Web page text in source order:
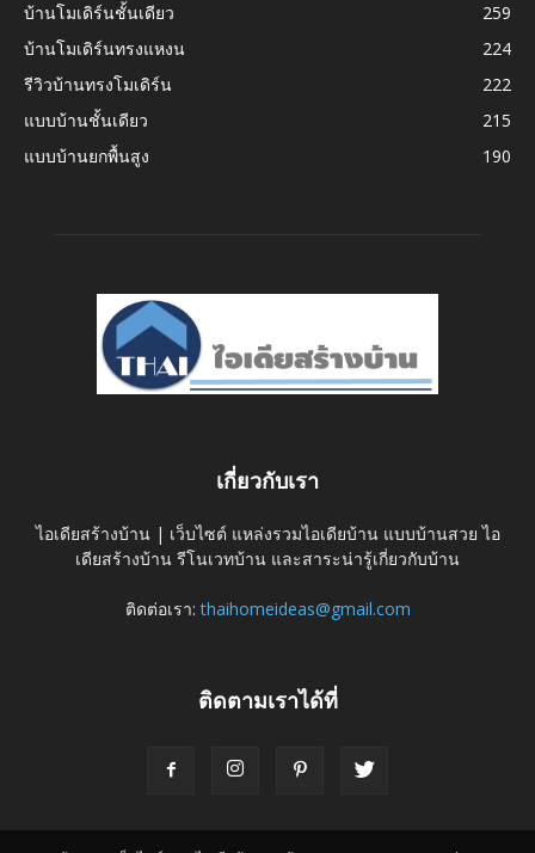
บ้านโมเดิร์นชั้นเดียว
259
บ้านโมเดิร์นทรงแหงน
224
รีวิวบ้านทรงโมเดิร์น
222
แบบบ้านชั้นเดียว
215
แบบบ้านยกพื้นสูง
190
เกี่ยวกับเรา
ไอเดียสร้างบ้าน | เว็บไซต์ แหล่งรวมไอเดียบ้าน แบบบ้านสวย ไอ
เดียสร้างบ้าน รีโนเวทบ้าน และสาระน่ารู้เกี่ยวกับบ้าน
ติดต่อเรา:thaihomeideas@gmail.com
ติดตามเราได้ที่